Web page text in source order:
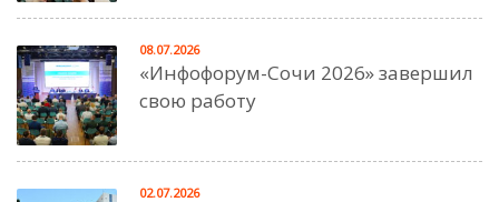
«Инфофорум-Сочи 2026» завершил
свою работу
08.07.2026
02.07.2026